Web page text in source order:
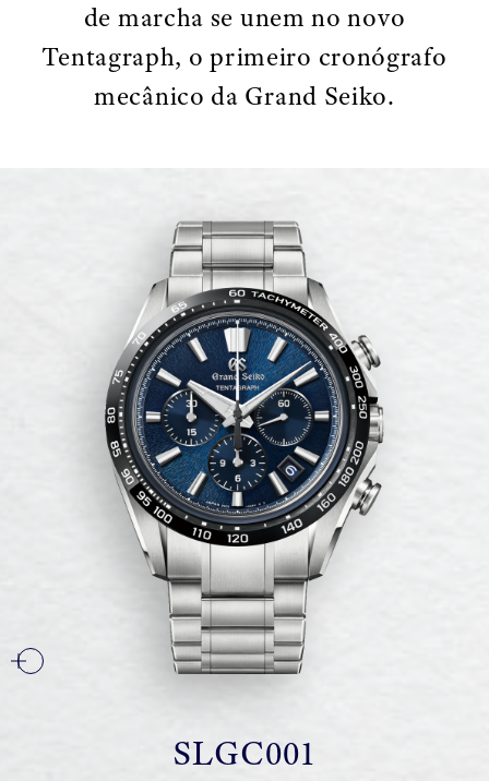
de marcha se unem no novo
Tentagraph, o primeiro cronógrafo
mecânico da Grand Seiko.
SLGC001